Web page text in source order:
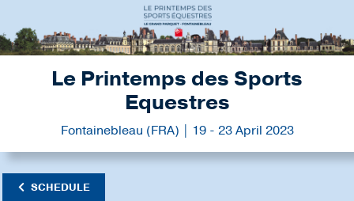
Le Printemps des Sports
Equestres
Fontainebleau (FRA) | 19 - 23 April 2023
SCHEDULE